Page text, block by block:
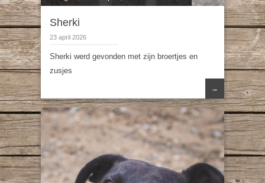
Sherki
23 april 2026
Sherki werd gevonden met zijn broertjes en
zusjes
→